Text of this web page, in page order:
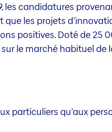
les candidatures
les projets
positives. Doté de 25
le marché habituel de
particuliers qu’aux